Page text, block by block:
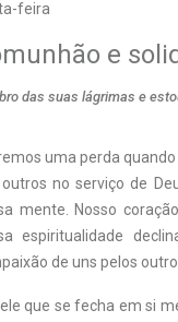
feira
e
das suas lágrimas e
uma perda
outros no serviço de
mente. Nosso
espiritualidade
de uns pelos
que se fecha em si